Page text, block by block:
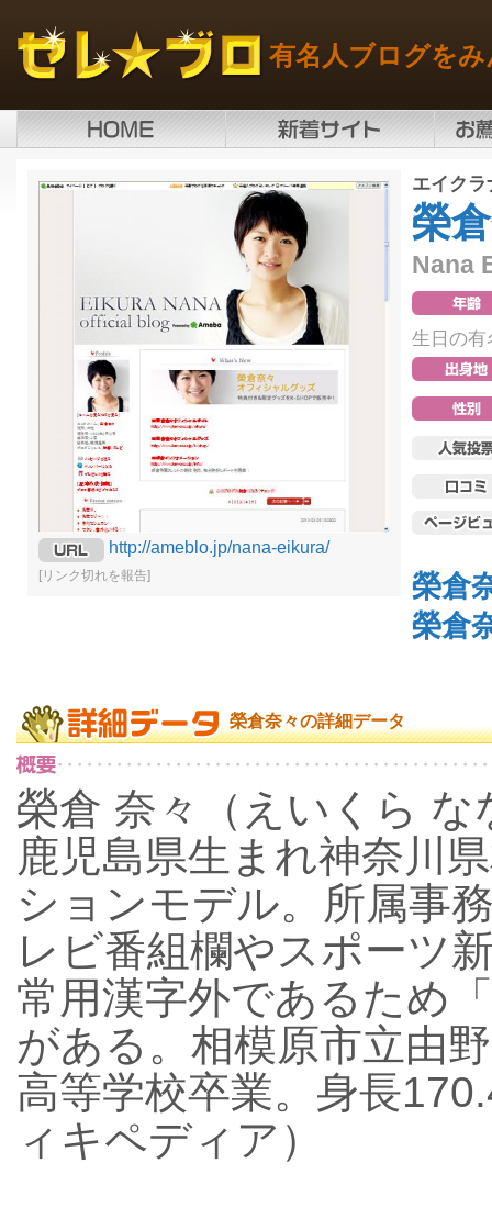
有名人ブログを
http://ameblo.jp/nana-eikura/
[リンク切れを報告]
エイクラ
榮
Nana
生日の有
榮倉
榮倉
榮倉奈々の詳細データ
榮倉 奈々（えいくら
鹿児島県生まれ神奈川
ションモデル。所属事
レビ番組欄やスポーツ
常用漢字外であるため
がある。相模原市立由
高等学校卒業。身長
ィキペディア）